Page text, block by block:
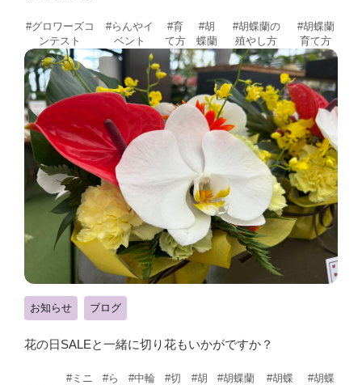
#グロワーズコ
ンテスト
#らんやイ
ベント
#育
て方
#胡
蝶蘭
#胡蝶蘭の
殖やし方
#胡蝶蘭
育て方
お知らせ ブログ
花の日SALEと一緒に切り花もいかがですか？
#ミニ
#ら
#中輪
#切
#胡
#胡蝶蘭
#胡蝶
#胡蝶